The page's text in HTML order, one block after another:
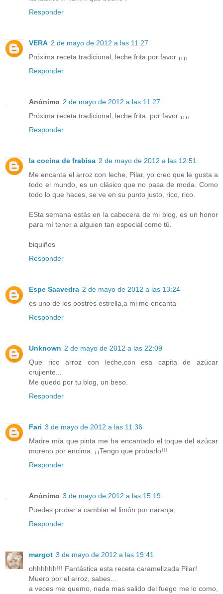
Responder
VERA 2 de mayo de 2012 a las 11:27
Próxima receta tradicional, leche frita por favor ¡¡¡¡
Responder
Anónimo 2 de mayo de 2012 a las 11:27
Próxima receta tradicional, leche frita, por favor ¡¡¡¡
Responder
la cocina de frabisa 2 de mayo de 2012 a las 12:51
Me encanta el arroz con leche, Pilar, yo creo que le gusta a
todo el mundo, es un clásico que no pasa de moda. Como
todo lo que haces, se ve en su punto justo, rico, rico.
ESta semana estás en la cabecera de mi blog, es un honor
para mí tener a alguien tan especial como tú.
biquiños
Responder
Espe Saavedra 2 de mayo de 2012 a las 13:24
es uno de los postres estrella,a mi me encanta
Responder
Unknown 2 de mayo de 2012 a las 22:09
Que rico arroz con leche,con esa capita de azúcar
crujiente...
Me quedo por tu blog, un beso.
Responder
Fari 3 de mayo de 2012 a las 11:36
Madre mía que pinta me ha encantado el toque del azúcar
moreno por encima. ¡¡Tengo que probarlo!!!
Responder
Anónimo 3 de mayo de 2012 a las 15:19
Puedes probar a cambiar el limón por naranja,
Responder
margot 3 de mayo de 2012 a las 19:41
ohhhhhh!!! Fantástica esta receta caramelizada Pilar!
Muero por el arroz, sabes...
a veces me quemo, nada mas salido del fuego me lo como,